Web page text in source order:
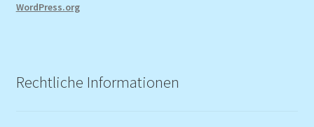
WordPress.org
Rechtliche Informationen